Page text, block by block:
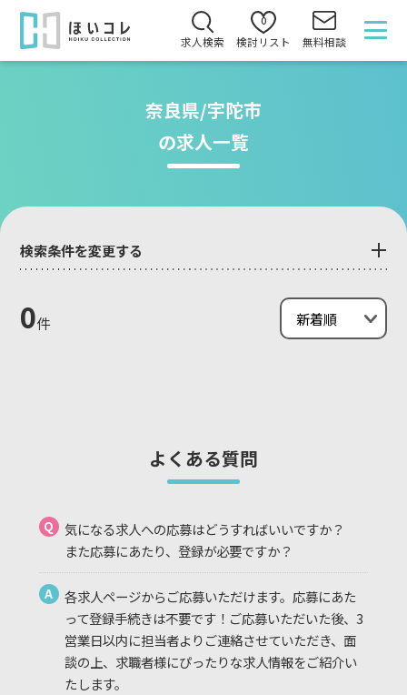
求人検索
0
検討リスト 無料相談
奈良県/宇陀市
の求人一覧
検索条件を変更する
0件
よくある質問
Q
気になる求人への応募はどうすればいいですか？
また応募にあたり、登録が必要ですか？
A
各求人ページからご応募いただけます。応募にあた
って登録手続きは不要です！ご応募いただいた後、3
営業日以内に担当者よりご連絡させていただき、面
談の上、求職者様にぴったりな求人情報をご紹介い
たします。